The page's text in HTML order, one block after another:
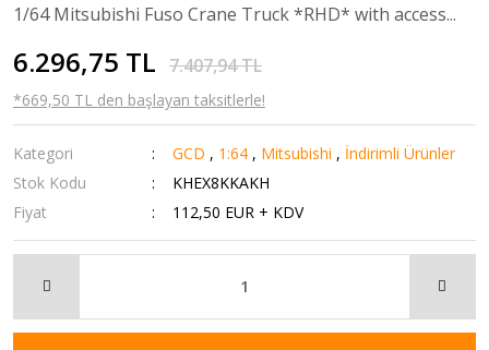
1/64 Mitsubishi Fuso Crane Truck *RHD* with access...
6.296,75 TL 7.407,94 TL
*669,50 TL den başlayan taksitlerle!
Kategori GCD , 1:64 , Mitsubishi , İndirimli Ürünler
Stok Kodu
KHEX8KKAKH
Fiyat
112,50 EUR + KDV